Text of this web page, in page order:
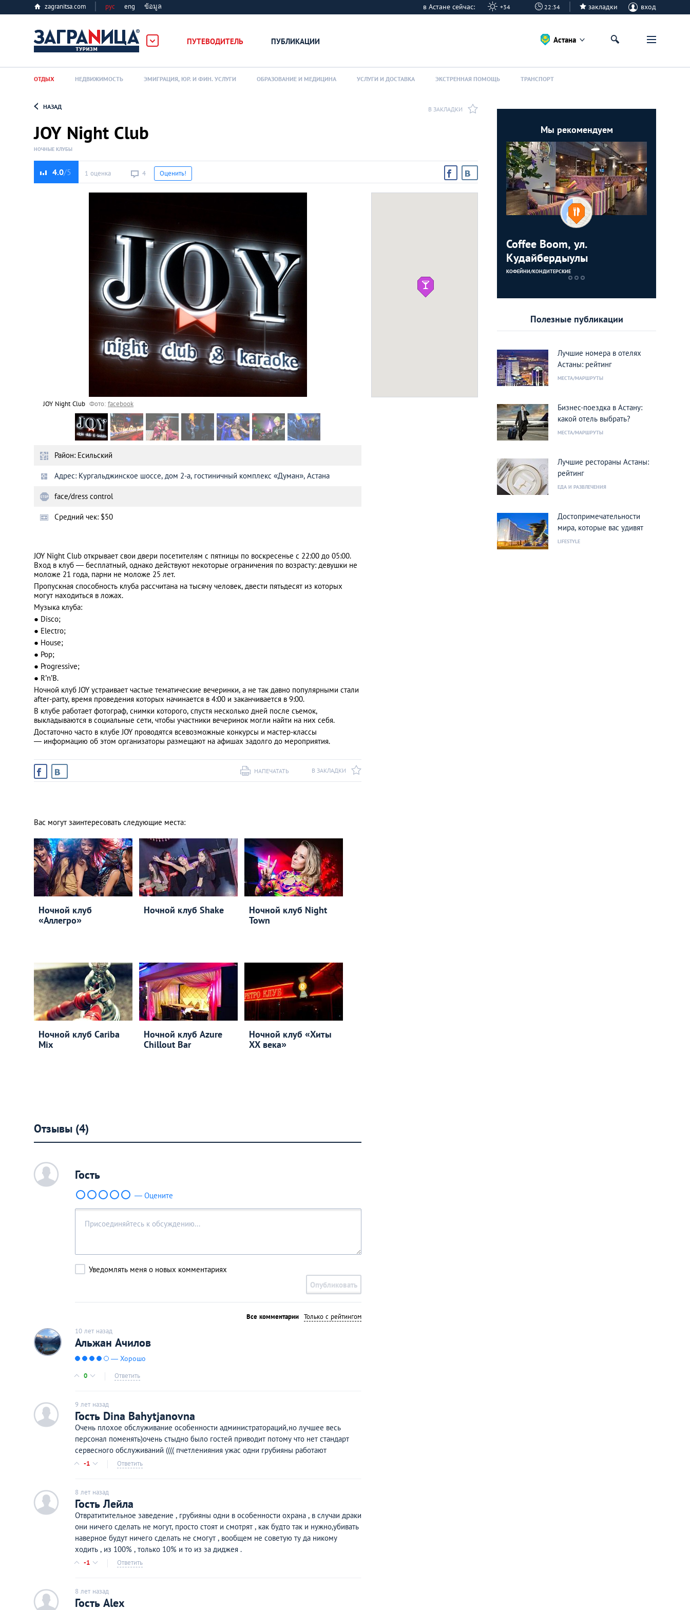
zagranitsa.com рус eng ข้อมูล в Астане сейчас: +34 22:34 закладки вход
ПУТЕВОДИТЕЛЬ ПУБЛИКАЦИИ
Астана
Афины
Киев
Лондон
Лос-Анджелес
Париж
Паттайя
Пхукет
Loading...
Астана
ОТДЫХ НЕДВИЖИМОСТЬ ЭМИГРАЦИЯ, ЮР. И ФИН. УСЛУГИ ОБРАЗОВАНИЕ И МЕДИЦИНА УСЛУГИ И ДОСТАВКА ЭКСТРЕННАЯ ПОМОЩЬ ТРАНСПОРТ
НАЗАД В ЗАКЛАДКИ
JOY Night Club
НОЧНЫЕ КЛУБЫ
4.0 1 оценка 4 Оценить!
JOY Night Club Фото:facebook
Район: Есильский
Адрес: Кургальджинское шоссе, дом 2-а, гостиничный комплекс «Думан», Астана
face/dress control
Средний чек: $50
JOY Night Club открывает свои двери посетителям с пятницы по воскресенье с 22:00 до 05:00.
Вход в клуб — бесплатный, однако действуют некоторые ограничения по возрасту: девушки не
моложе 21 года, парни не моложе 25 лет.
Пропускная способность клуба рассчитана на тысячу человек, двести пятьдесят из которых
могут находиться в ложах.
Музыка клуба:
● Disco;
● Electro;
● House;
● Pop;
● Progressive;
● R’n’B.
Ночной клуб JOY устраивает частые тематические вечеринки, а не так давно популярными стали
after-party, время проведения которых начинается в 4:00 и заканчивается в 9:00.
В клубе работает фотограф, снимки которого, спустя несколько дней после съемок,
выкладываются в социальные сети, чтобы участники вечеринок могли найти на них себя.
Достаточно часто в клубе JOY проводятся всевозможные конкурсы и мастер-классы
— информацию об этом организаторы размещают на афишах задолго до мероприятия.
В ЗАКЛАДКИ
НАПЕЧАТАТЬ
Вас могут заинтересовать следующие места:
Ночной клуб
«Аллегро»
Ночной клуб Shake
Ночной клуб Night
Town
Ночной клуб Cariba
Mix
Ночной клуб Azure
Chillout Bar
Ночной клуб «Хиты
ХХ века»
Мы рекомендуем
Coffee Boom, ул.
Кудайбердыулы
КОФЕЙНИ/КОНДИТЕРСКИЕ
Полезные публикации
Лучшие номера в отелях
Астаны: рейтинг
МЕСТА/МАРШРУТЫ
Бизнес-поездка в Астану:
какой отель выбрать?
МЕСТА/МАРШРУТЫ
Лучшие рестораны Астаны:
рейтинг
ЕДА И РАЗВЛЕЧЕНИЯ
Достопримечательности
мира, которые вас удивят
LIFESTYLE
Отзывы (4)
c Гость
— Оцените
Уведомлять меня о новых комментариях
Опубликовать
Все комментарии Только с рейтингом
10 лет назад
Альжан Ачилов
— Хорошо
0 Ответить
c 9 лет назад
Гость Dina Bahytjanovna
Очень плохое обслуживание особенности администратораций,но лучшее весь
персонал поменять)очень стыдно было гостей приводит потому что нет стандарт
сервесного обслуживаний (((( пчетленияния ужас одни грубияны работают
-1 Ответить
c 8 лет назад
Гость Лейла
Отвратитительное заведение , грубияны одни в особенности охрана , в случаи драки
они ничего сделать не могут, просто стоят и смотрят , как будто так и нужно,убивать
наверное будут ничего сделать не смогут , вообщем не советую ту да никому
ходить , из 100% , только 10% и то из за диджея .
-1 Ответить
c 8 лет назад
Гость Alex